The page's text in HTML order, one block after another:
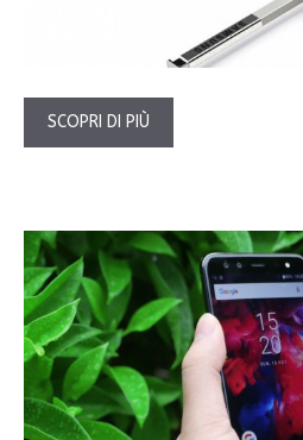
SCOPRI DI PIÙ